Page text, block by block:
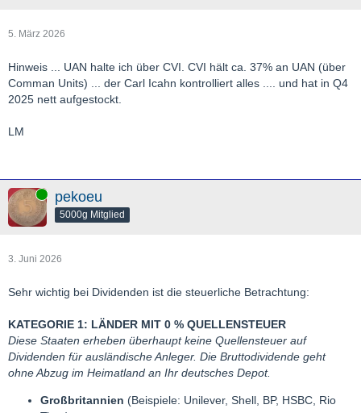
5. März 2026
Hinweis ... UAN halte ich über CVI. CVI hält ca. 37% an UAN (über
Comman Units) ... der Carl Icahn kontrolliert alles .... und hat in Q4
2025 nett aufgestockt.
LM
Online pekoeu
5000g Mitglied
3. Juni 2026
Sehr wichtig bei Dividenden ist die steuerliche Betrachtung:
KATEGORIE 1: LÄNDER MIT 0 % QUELLENSTEUER
Diese Staaten erheben überhaupt keine Quellensteuer auf
Dividenden für ausländische Anleger. Die Bruttodividende geht
ohne Abzug im Heimatland an Ihr deutsches Depot.
Großbritannien (Beispiele: Unilever, Shell, BP, HSBC, Rio